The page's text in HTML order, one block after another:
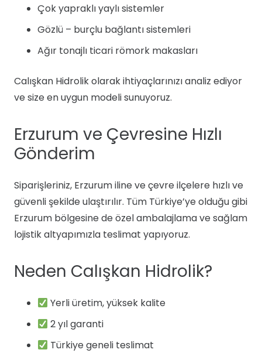
Çok yapraklı yaylı sistemler
Gözlü – burçlu bağlantı sistemleri
Ağır tonajlı ticari römork makasları
Calışkan Hidrolik olarak ihtiyaçlarınızı analiz ediyor
ve size en uygun modeli sunuyoruz.
Erzurum ve Çevresine Hızlı
Gönderim
Siparişleriniz, Erzurum iline ve çevre ilçelere hızlı ve
güvenli şekilde ulaştırılır. Tüm Türkiye’ye olduğu gibi
Erzurum bölgesine de özel ambalajlama ve sağlam
lojistik altyapımızla teslimat yapıyoruz.
Neden Calışkan Hidrolik?
Yerli üretim, yüksek kalite
2 yıl garanti
Türkiye geneli teslimat